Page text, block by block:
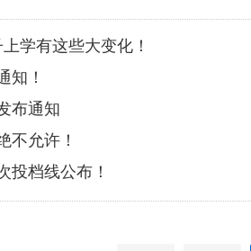
学有这些大变化！
知！
布通知
不允许！
投档线公布！